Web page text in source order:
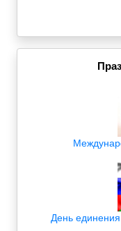
День